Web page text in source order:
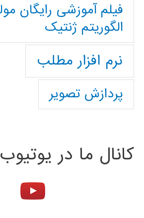
فیلم آموزشی رایگان
الگوریتم ژنتیک
نرم افزار مطلب
پردازش تصویر
کانال ما در یوتیوب